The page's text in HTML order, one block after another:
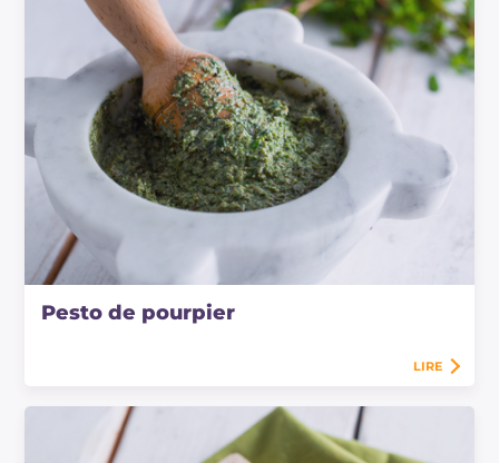
Pesto de pourpier
LIRE